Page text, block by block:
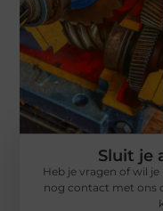
Sluit je
Heb je vragen of wil
nog contact met ons